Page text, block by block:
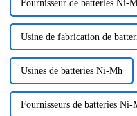
Fournisseur de batteries Ni-
Usine de fabrication de
Usines de batteries Ni-Mh
Fournisseurs de batteries Ni-